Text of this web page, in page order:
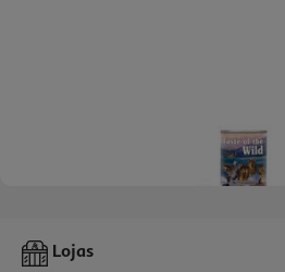
Comida Húmida Para Cão Tow
Lojas